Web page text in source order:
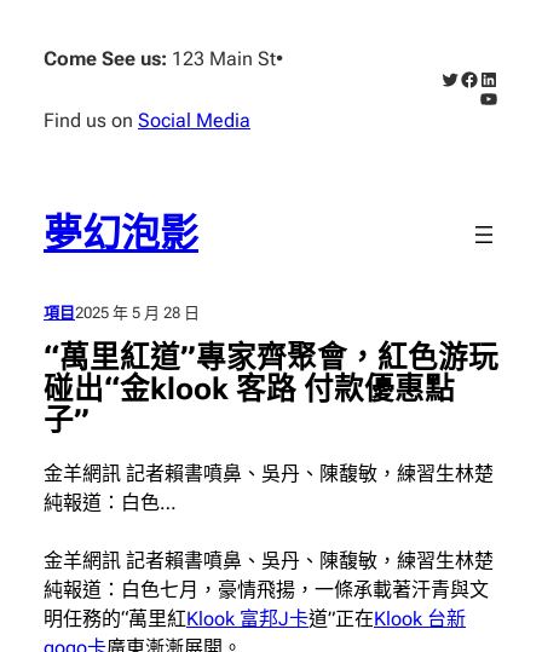
Come See us: 123 Main St•
Find us on Social Media
X Facebook
夢幻泡影
項目 2025 年 5 月 28 日
“萬里紅道”專家齊聚會，紅色游玩
碰出“金klook 客路 付款優惠點
子”
金羊網訊 記者賴書噴鼻、吳丹、陳馥敏，練習生林楚
純報道：白色…
金羊網訊 記者賴書噴鼻、吳丹、陳馥敏，練習生林楚
純報道：白色七月，豪情飛揚，一條承載著汗青與文
明任務的“萬里紅Klook 富邦J卡道”正在Klook 台新
gogo卡廣東漸漸展開。